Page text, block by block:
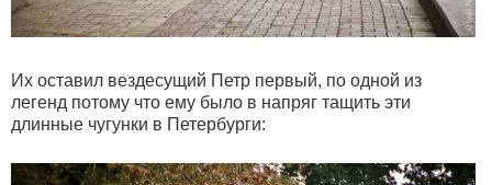
Их оставил вездесущий Петр первый, по одной из
легенд потому что ему было в напряг тащить эти
длинные чугунки в Петербурги: